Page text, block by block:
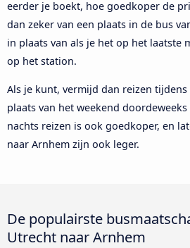
eerder je boekt, hoe goedkoper de
dan zeker van een plaats in de bus
in plaats van als je het op het laatste
op het station.
Als je kunt, vermijd dan reizen
plaats van het weekend
nachts reizen is ook goedkoper, en
naar Arnhem zijn ook leger.
De populairste
Utrecht naar Arnhem